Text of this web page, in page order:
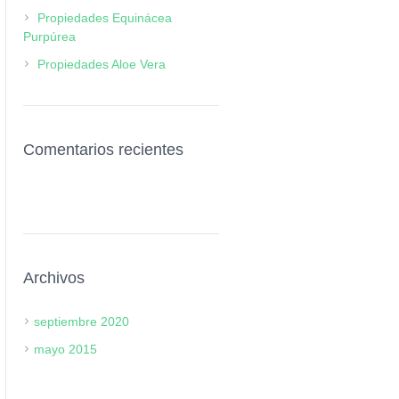
Propiedades Equinácea
Purpúrea
Propiedades Aloe Vera
Comentarios recientes
Archivos
septiembre 2020
mayo 2015